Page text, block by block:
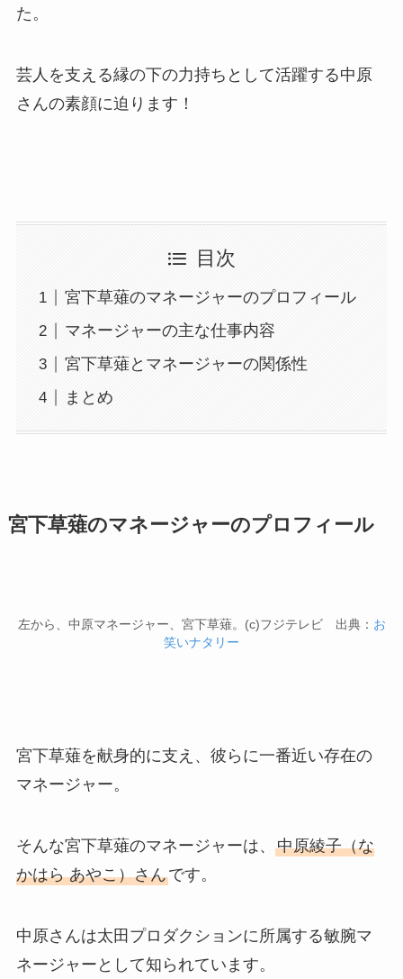
た。
芸人を支える縁の下の力持ちとして活躍する中原
さんの素顔に迫ります！
目次
宮下草薙のマネージャーのプロフィール
マネージャーの主な仕事内容
宮下草薙とマネージャーの関係性
まとめ
宮下草薙のマネージャーのプロフィール
左から、中原マネージャー、宮下草薙。(c)フジテレビ 出典： お
笑いナタリー
宮下草薙を献身的に支え、彼らに一番近い存在の
マネージャー。
そんな宮下草薙のマネージャーは、 中原綾子（な
かはら あやこ）さんです。
中原さんは太田プロダクションに所属する敏腕マ
ネージャーとして知られています。